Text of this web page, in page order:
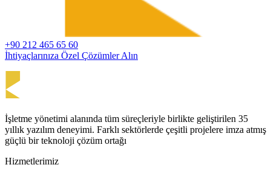
+90 212 465 65 60
İhtiyaçlarınıza Özel Çözümler Alın
İşletme yönetimi alanında tüm süreçleriyle birlikte geliştirilen 35
yıllık yazılım deneyimi. Farklı sektörlerde çeşitli projelere imza atmış
güçlü bir teknoloji çözüm ortağı
Hizmetlerimiz